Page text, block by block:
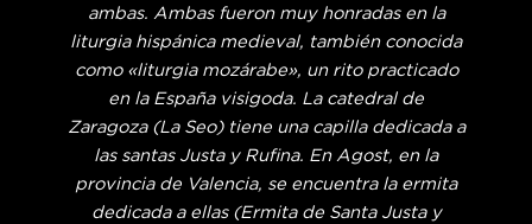
ambas. Ambas fueron muy honradas en la
liturgia hispánica medieval, también conocida
como «liturgia mozárabe», un rito practicado
en la España visigoda. La catedral de
Zaragoza (La Seo) tiene una capilla dedicada a
las santas Justa y Rufina. En Agost, en la
provincia de Valencia, se encuentra la ermita
dedicada a ellas (Ermita de Santa Justa y